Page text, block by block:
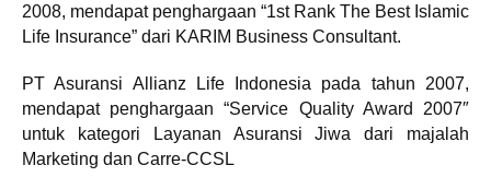
2008, mendapat penghargaan “1st Rank The Best Islamic
Life Insurance” dari KARIM Business Consultant.
PT Asuransi Allianz Life Indonesia pada tahun 2007,
mendapat penghargaan “Service Quality Award 2007″
untuk kategori Layanan Asuransi Jiwa dari majalah
Marketing dan Carre-CCSL